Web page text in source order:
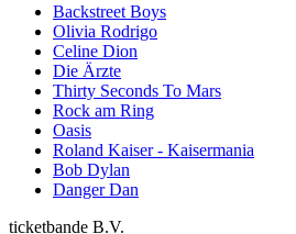
Backstreet Boys
Olivia Rodrigo
Celine Dion
Die Ärzte
Thirty Seconds To Mars
Rock am Ring
Oasis
Roland Kaiser - Kaisermania
Bob Dylan
Danger Dan
ticketbande B.V.